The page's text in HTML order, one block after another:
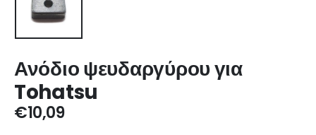
Ανόδιο ψευδαργύρου για
Tohatsu
€10,09